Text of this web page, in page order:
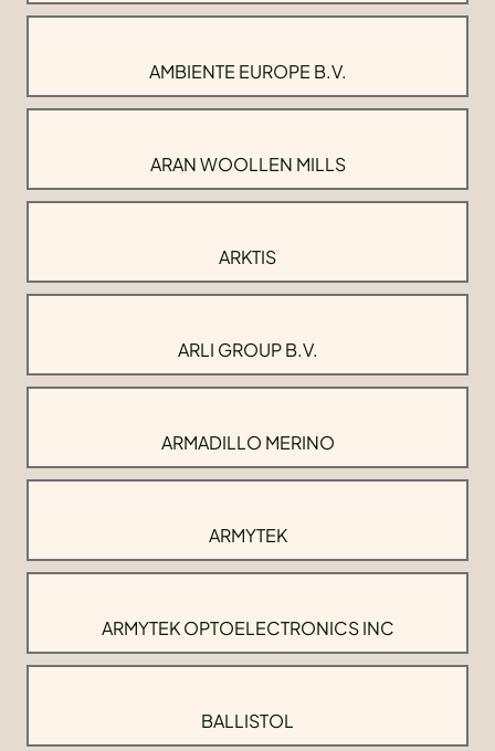
AMBIENTE EUROPE B.V.
ARAN WOOLLEN MILLS
ARKTIS
ARLI GROUP B.V.
ARMADILLO MERINO
ARMYTEK
ARMYTEK OPTOELECTRONICS INC
BALLISTOL